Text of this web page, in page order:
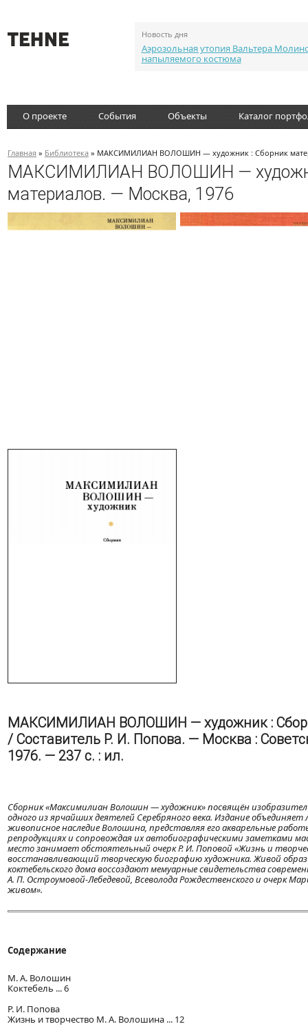
Новость дня
Аэрозольная утопия Вальтера
напыляемого костюма
О проекте События Объекты Каталог
Главная » Библиотека » МАКСИМИЛИАН ВОЛОШИН — художник : Сборник
МАКСИМИЛИАН ВОЛОШИН —
материалов. — Москва, 1976
МАКСИМИЛИАН ВОЛОШИН — художник :
/ Составитель Р. И. Попова. — Москва :
1976. — 237 с. : ил.
Сборник «Максимилиан Волошин — художник» посвящён
одного из ярчайших деятелей Серебряного века. Издание
живописное наследие Волошина, представляя его акварельные
репродукциях и сопровождая их автобиографическими заметками
место занимает обстоятельный очерк Р. И. Поповой «Жизнь и
восстанавливающий творческую биографию художника. Живой
коктебельского дома воссоздают мемуарные свидетельства
А. П. Остроумовой-Лебедевой, Всеволода Рождественского и очерк
живом».
Содержание
М. А. Волошин
Коктебель ... 6
Р. И. Попова
Жизнь и творчество М. А. Волошина ... 12